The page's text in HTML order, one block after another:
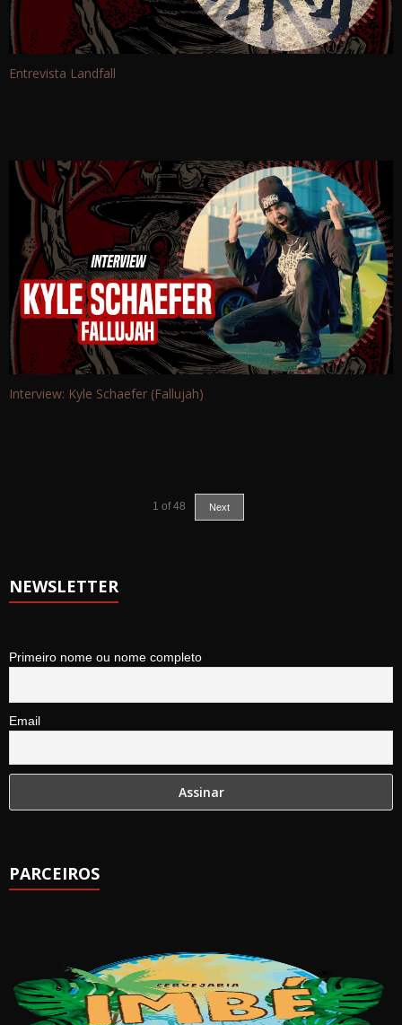
Entrevista Landfall
Interview: Kyle Schaefer (Fallujah)
1 of 48 Next
NEWSLETTER
Primeiro nome ou nome completo
Email
PARCEIROS